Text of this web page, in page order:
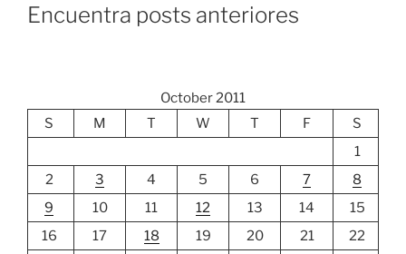
Encuentra posts anteriores
October 2011
S
M T W T F
S
1
2
3 4 5 6 7
8
9
10 11 12 13 14
15
16
17 18 19 20 21
22